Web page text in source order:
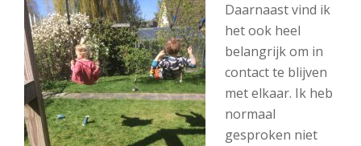
Daarnaast vind ik
het ook heel
belangrijk om in
contact te blijven
met elkaar. Ik heb
normaal
gesproken niet